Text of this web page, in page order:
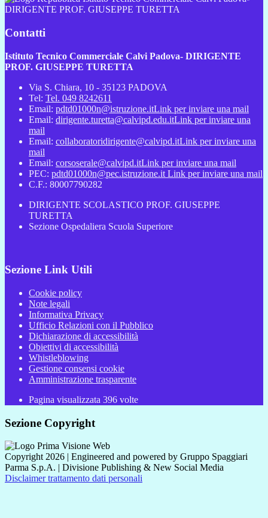
DIRIGENTE PROF. GIUSEPPE TURETTA
Contatti
Istituto Tecnico Commerciale Calvi Padova- DIRIGENTE
PROF. GIUSEPPE TURETTA
Via S. Chiara, 10 - 35123 PADOVA
Tel: Tel. 049 8242611
Email: pdtd01000n@istruzione.itLink per inviare una mail
Email: dirigente.turetta@calvipd.edu.itLink per inviare una
mail
Email: collaboratoridirigente@calvipd.itLink per inviare una
mail
Email: corsoserale@calvipd.itLink per inviare una mail
PEC: pdtd01000n@pec.istruzione.it Link per inviare una mail
C.F.: 80007790282
DIRIGENTE SCOLASTICO PROF. GIUSEPPE
TURETTA
Sezione Ospedaliera Scuola Superiore
Sezione Link Utili
Cookie policy
Note legali
Informativa Privacy
Ufficio Relazioni con il Pubblico
Dichiarazione di accessibilità
Obiettivi di accessibilità
Whistleblowing
Gestione consensi cookie
Amministrazione trasparente
Pagina visualizzata 396 volte
Sezione Copyright
Copyright 2026 | Engineered and powered by Gruppo Spaggiari
Parma S.p.A. | Divisione Publishing & New Social Media
Disclaimer trattamento dati personali